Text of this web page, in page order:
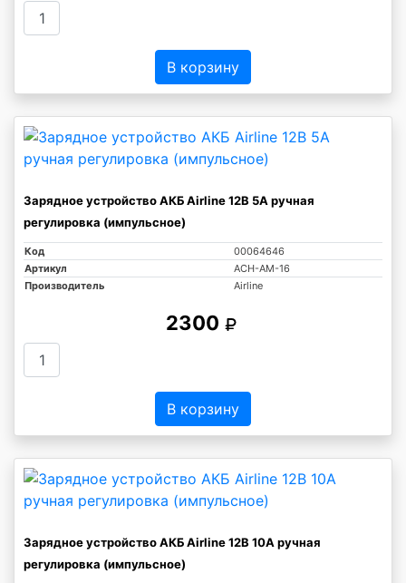
В корзину
Зарядное устройство АКБ Airline 12В 5А ручная
регулировка (импульсное)
Код
00064646
Артикул
ACH-AM-16
Производитель
Airline
2300
В корзину
Зарядное устройство АКБ Airline 12В 10А ручная
регулировка (импульсное)